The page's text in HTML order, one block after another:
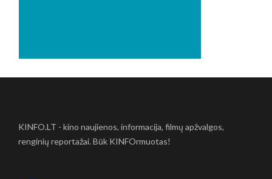
KINFO.LT - kino naujienos, informacija, filmų apžvalgos,
renginių reportažai. Būk KINFOrmuotas!